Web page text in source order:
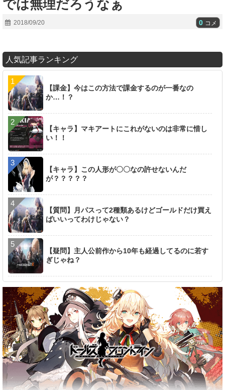
では無理だろうなぁ
2018/09/20 0 コメ
人気記事ランキング
【課金】今はこの方法で課金するのが一番なの
か…！？
【キャラ】マキアートにこれがないのは非常に惜し
い！！
【キャラ】この人形が〇〇なの許せないんだ
が？？？？？
【質問】月パスって2種類あるけどゴールドだけ買え
ばいいってわけじゃない？
【疑問】主人公前作から10年も経過してるのに若す
ぎじゃね？